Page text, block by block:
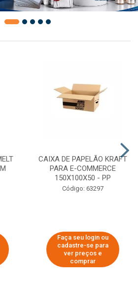
CAIXA DE PAPELÃO KRAFT
PARA E-COMMERCE
150X100X50 - PP
Código: 63297
Faça seu login ou
cadastre-se para
ver preços e
comprar